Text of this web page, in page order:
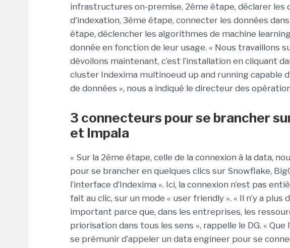
infrastructures on-premise, 2ème étape, déclarer les
d'indexation, 3ème étape, connecter les données
étape, déclencher les algorithmes de machine
donnée en fonction de leur usage. « Nous travaillons
dévoilons maintenant, c’est l’installation en cliquant
cluster Indexima multinoeud up and running capable
de données », nous a indiqué le directeur des
3 connecteurs pour se brancher
et Impala
« Sur la 2ème étape, celle de la connexion à la data,
pour se brancher en quelques clics sur Snowflake,
l’interface d’Indexima ». Ici, la connexion n’est pas
fait au clic, sur un mode « user friendly ». « Il n’y a
important parce que, dans les entreprises, les
priorisation dans tous les sens », rappelle le DG. «
se prémunir d’appeler un data engineer pour se